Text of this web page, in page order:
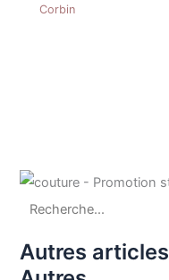
Corbin
Autres